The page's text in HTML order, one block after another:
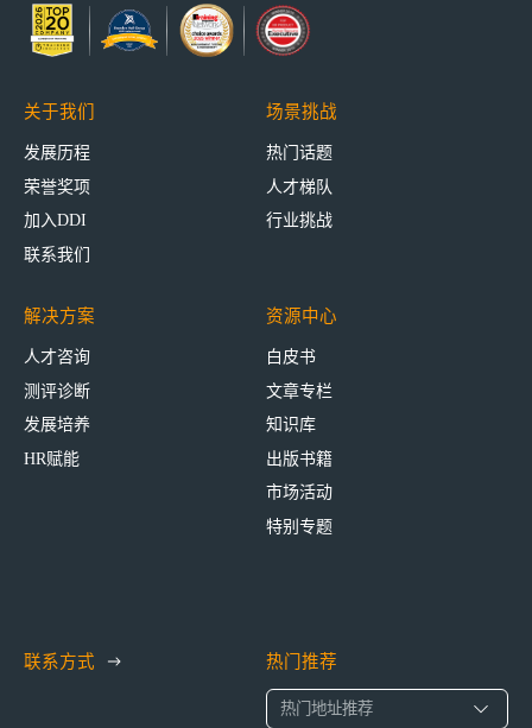
关于我们
发展历程
荣誉奖项
加入DDI
联系我们
场景挑战
热门话题
人才梯队
行业挑战
解决方案
人才咨询
测评诊断
发展培养
HR赋能
资源中心
白皮书
文章专栏
知识库
出版书籍
市场活动
特别专题
联系方式 热门推荐